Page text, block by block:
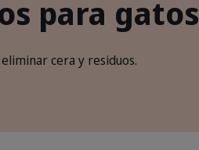
para gatos
cera y residuos.